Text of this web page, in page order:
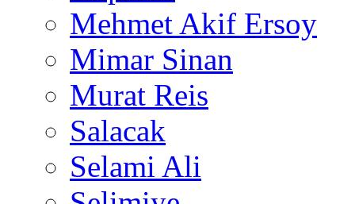
Mehmet Akif Ersoy
Mimar Sinan
Murat Reis
Salacak
Selami Ali